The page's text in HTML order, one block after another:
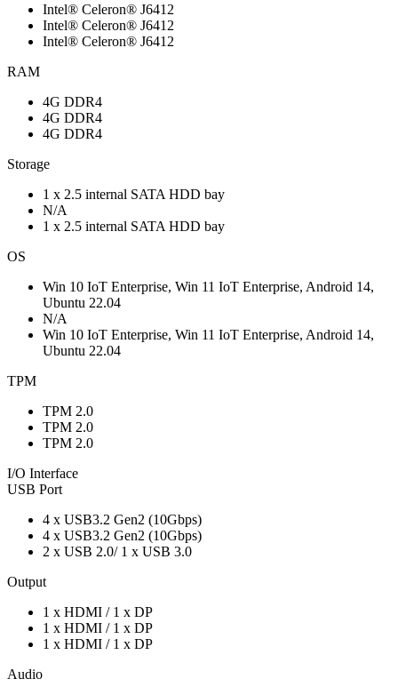
Intel® Celeron® J6412
Intel® Celeron® J6412
Intel® Celeron® J6412
RAM
4G DDR4
4G DDR4
4G DDR4
Storage
1 x 2.5 internal SATA HDD bay
N/A
1 x 2.5 internal SATA HDD bay
OS
Win 10 IoT Enterprise, Win 11 IoT Enterprise, Android 14,
Ubuntu 22.04
N/A
Win 10 IoT Enterprise, Win 11 IoT Enterprise, Android 14,
Ubuntu 22.04
TPM
TPM 2.0
TPM 2.0
TPM 2.0
I/O Interface
USB Port
4 x USB3.2 Gen2 (10Gbps)
4 x USB3.2 Gen2 (10Gbps)
2 x USB 2.0/ 1 x USB 3.0
Output
1 x HDMI / 1 x DP
1 x HDMI / 1 x DP
1 x HDMI / 1 x DP
Audio